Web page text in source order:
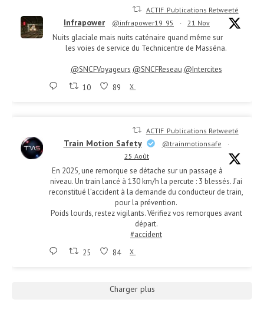
ACTIF_Publications Retweeté
Infrapower @infrapower19_95 · 21 Nov
Nuits glaciale mais nuits caténaire quand même sur
les voies de service du Technicentre de Masséna.
@SNCFVoyageurs @SNCFReseau @Intercites
10 89 X
ACTIF_Publications Retweeté
Train Motion Safety @trainmotionsafe
·
25 Août
En 2025, une remorque se détache sur un passage à
niveau. Un train lancé à 130 km/h la percute : 3 blessés. J’ai
reconstitué l’accident à la demande du conducteur de train,
pour la prévention.
Poids lourds, restez vigilants. Vérifiez vos remorques avant
départ.
#accident
25 84 X
Charger plus